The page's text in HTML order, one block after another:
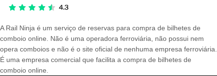
A Rail Ninja é um serviço de reservas para compra de bilhetes de
comboio online. Não é uma operadora ferroviária, não possui nem
opera comboios e não é o site oficial de nenhuma empresa ferroviária.
É uma empresa comercial que facilita a compra de bilhetes de
comboio online.